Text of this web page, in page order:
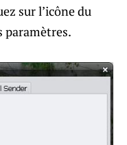
sur l’icône du
paramètres.